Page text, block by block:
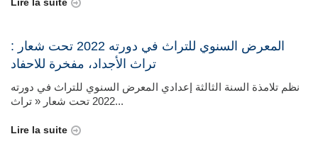
المعرض السنوي للتراث في دورته 2022 تحت شعار :
تراث الأجداد، مفخرة للاحفاد
نظم تلامذة السنة الثالثة إعدادي المعرض السنوي للتراث في دورته
2022 تحت شعار « تراث...
Lire la suite